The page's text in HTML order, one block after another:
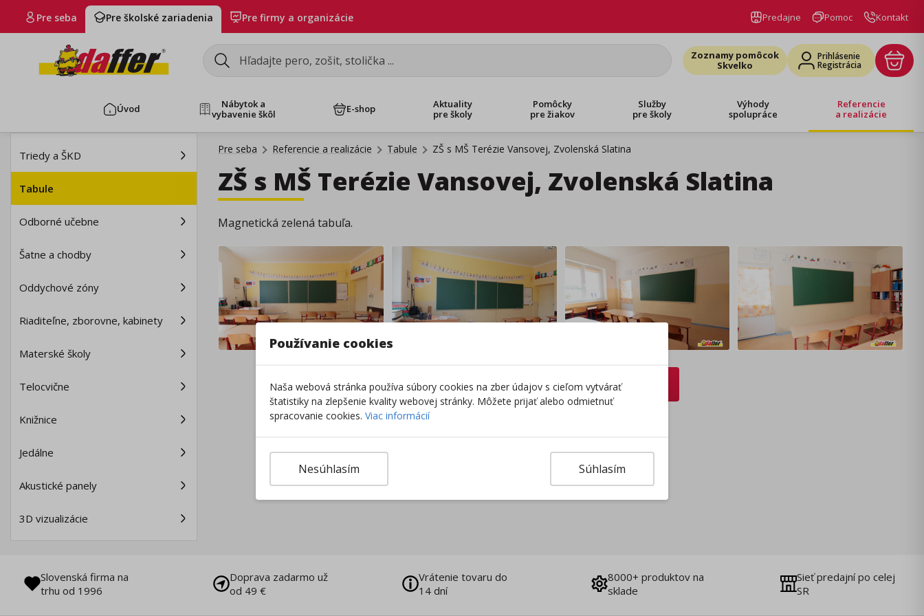
Pre seba Pre školské zariadenia Pre firmy a organizácie Predajne Pomoc Kontakt
Zoznamy pomôcok
Skvelko
Prihlásenie
Registrácia
Úvod
Nábytok a
vybavenie škôl
E-shop
Aktuality
pre školy
Pomôcky
pre žiakov
Služby
pre školy
Výhody
spolupráce
Referencie
a realizácie
Triedy a ŠKD
Tabule
Odborné učebne
Šatne a chodby
Oddychové zóny
Riaditeľne, zborovne, kabinety
Materské školy
Telocvične
Knižnice
Jedálne
Akustické panely
3D vizualizácie
Pre seba Referencie a realizácie Tabule ZŠ s MŠ Terézie Vansovej, Zvolenská Slatina
ZŠ s MŠ Terézie Vansovej, Zvolenská Slatina
Magnetická zelená tabuľa.
Nakupovať nábytok a vybavenie
Slovenská firma na
trhu od 1996
Doprava zadarmo už
od 49 €
Vrátenie tovaru do
14 dní
8000+ produktov na
sklade
Sieť predajní po celej
SR
Používanie cookies
Naša webová stránka používa súbory cookies na zber údajov s cieľom vytvárať
štatistiky na zlepšenie kvality webovej stránky. Môžete prijať alebo odmietnuť
spracovanie cookies. Viac informácií
Súhlasím
Nesúhlasím